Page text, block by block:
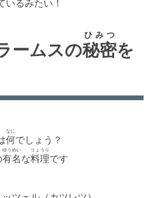
いるみたい！
ームスの秘密
ひみつ
を
何
なに
でしょう？
有名
ゆうめい
な料理
りょうり
です